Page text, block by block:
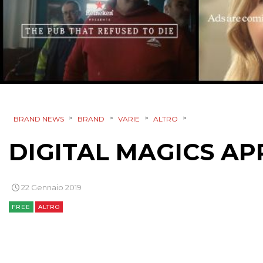
BRAND NEWS > BRAND > VARIE > ALTRO >
DIGITAL MAGICS
22 Gennaio 2019
FREE ALTRO